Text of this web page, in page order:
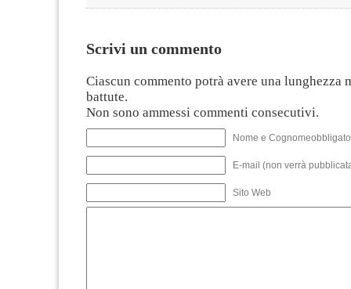
Scrivi un commento
Ciascun commento potrà avere una lunghezza
battute.
Non sono ammessi commenti consecutivi.
Nome e
E-mail (non verrà
Sito Web